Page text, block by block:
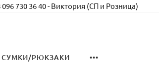
730 36 40 - Виктория (СП и Розница)
СУМКИ/РЮКЗАКИ •••